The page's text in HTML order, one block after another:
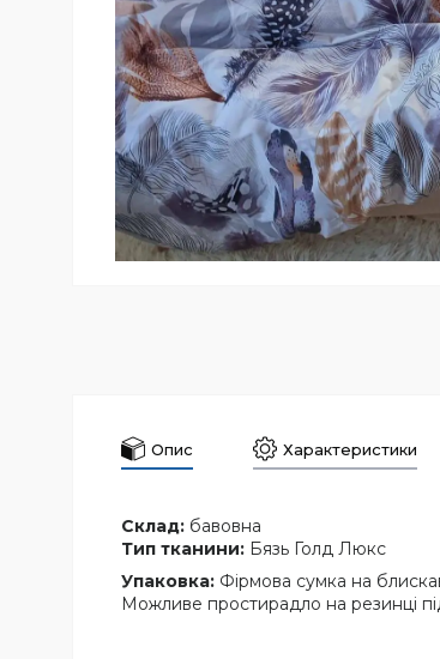
Опис Характеристики
Склад: бавовна
Тип тканини: Бязь Голд Люкс
Упаковка: Фірмова сумка на
Можливе простирадло на резинці